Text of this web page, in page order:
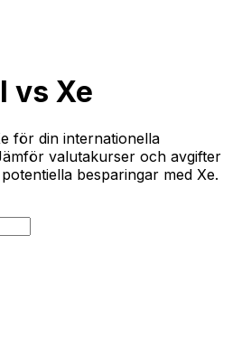
vs Xe
för din internationella
valutakurser och avgifter
besparingar med Xe.